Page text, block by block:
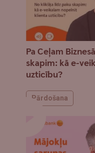
Pa Ceļam
skapim: kā e-
uzticību?
Pārdošana